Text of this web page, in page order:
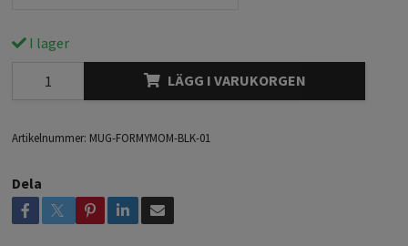
I lager
LÄGG I VARUKORGEN
Artikelnummer: MUG-FORMYMOM-BLK-01
Dela